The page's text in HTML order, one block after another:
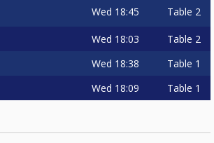
Wed 18:45 Table 2
Wed 18:03 Table 2
Wed 18:38 Table 1
Wed 18:09 Table 1